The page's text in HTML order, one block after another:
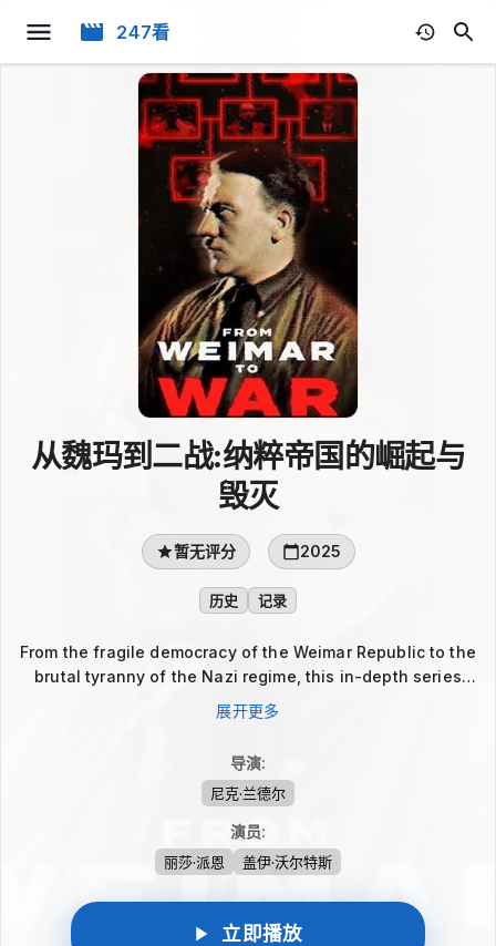
247看
从魏玛到二战:纳粹帝国的崛起与
毁灭
暂无评分 2025
历史 记录
From the fragile democracy of the Weimar Republic to the
brutal tyranny of the Nazi regime, this in-depth series
explores how Germany's descent into chaos paved the
way for Adolf Hitler's rise to power. After World War I,
and widespread social unrest, creating the perfect storm
for radical ideologies to flourish. Tracing t...
展开更多
导演:
尼克·兰德尔
演员:
丽莎·派恩 盖伊·沃尔特斯
立即播放